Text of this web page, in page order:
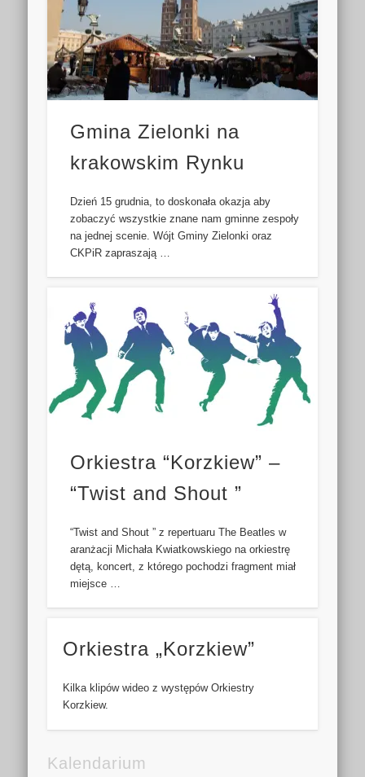
Gmina Zielonki na
krakowskim Rynku
Dzień 15 grudnia, to doskonała okazja aby
zobaczyć wszystkie znane nam gminne zespoły
na jednej scenie. Wójt Gminy Zielonki oraz
CKPiR zapraszają …
Orkiestra “Korzkiew” –
“Twist and Shout ”
“Twist and Shout ” z repertuaru The Beatles w
aranżacji Michała Kwiatkowskiego na orkiestrę
dętą, koncert, z którego pochodzi fragment miał
miejsce …
Orkiestra „Korzkiew”
Kilka klipów wideo z występów Orkiestry
Korzkiew.
Kalendarium